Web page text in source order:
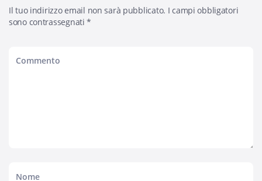
Il tuo indirizzo email non sarà pubblicato. I campi obbligatori
sono contrassegnati*